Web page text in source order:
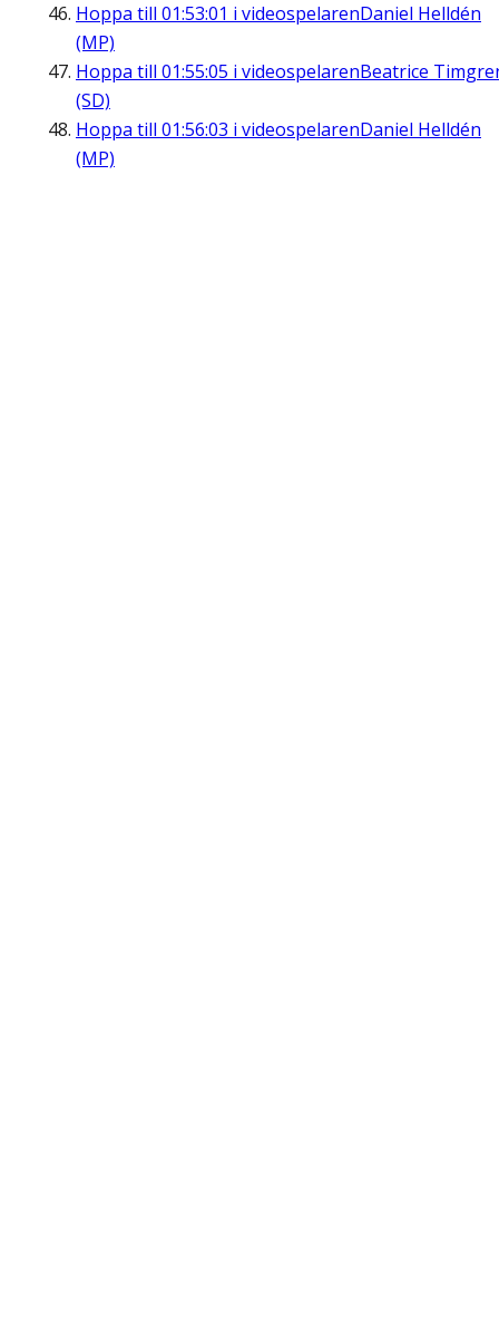
Hoppa till 01:53:01 i videospelarenDaniel Helldén
(MP)
Hoppa till 01:55:05 i videospelarenBeatrice
(SD)
Hoppa till 01:56:03 i videospelarenDaniel Helldén
(MP)